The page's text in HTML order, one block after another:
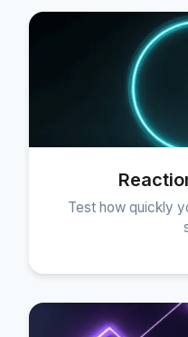
Test how quickly